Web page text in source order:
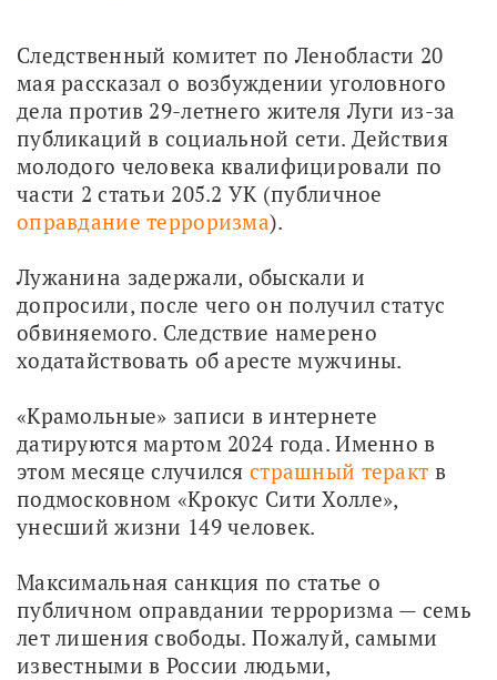
Следственный комитет по Ленобласти 20
мая рассказал о возбуждении уголовного
дела против 29-летнего жителя Луги из-за
публикаций в социальной сети. Действия
молодого человека квалифицировали по
оправдание терроризма).
Лужанина задержали, обыскали и
допросили, после чего он получил статус
обвиняемого. Следствие намерено
ходатайствовать об аресте мужчины.
«Крамольные» записи в интернете
датируются мартом 2024 года. Именно в
этом месяце случился страшный теракт в
подмосковном «Крокус Сити Холле»,
унесший жизни 149 человек.
Максимальная санкция по статье о
публичном оправдании терроризма — семь
лет лишения свободы. Пожалуй, самыми